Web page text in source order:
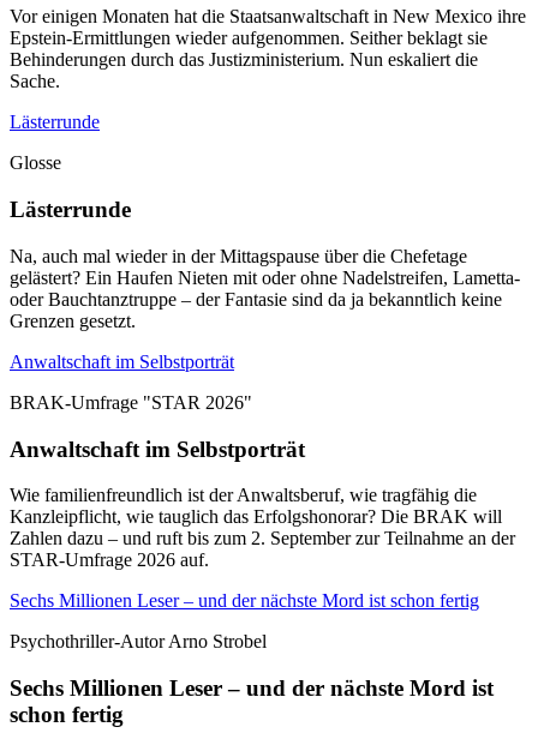
Vor einigen Monaten hat die Staatsanwaltschaft in New Mexico ihre
Epstein-Ermittlungen wieder aufgenommen. Seither beklagt sie
Behinderungen durch das Justizministerium. Nun eskaliert die
Sache.
Lästerrunde
Glosse
Lästerrunde
Na, auch mal wieder in der Mittagspause über die Chefetage
gelästert? Ein Haufen Nieten mit oder ohne Nadelstreifen, Lametta-
oder Bauchtanztruppe – der Fantasie sind da ja bekanntlich keine
Grenzen gesetzt.
Anwaltschaft im Selbstporträt
BRAK-Umfrage "STAR 2026"
Anwaltschaft im Selbstporträt
Wie familienfreundlich ist der Anwaltsberuf, wie tragfähig die
Kanzleipflicht, wie tauglich das Erfolgshonorar? Die BRAK will
Zahlen dazu – und ruft bis zum 2. September zur Teilnahme an der
STAR-Umfrage 2026 auf.
Sechs Millionen Leser – und der nächste Mord ist schon fertig
Psychothriller-Autor Arno Strobel
Sechs Millionen Leser – und der nächste Mord ist
schon fertig